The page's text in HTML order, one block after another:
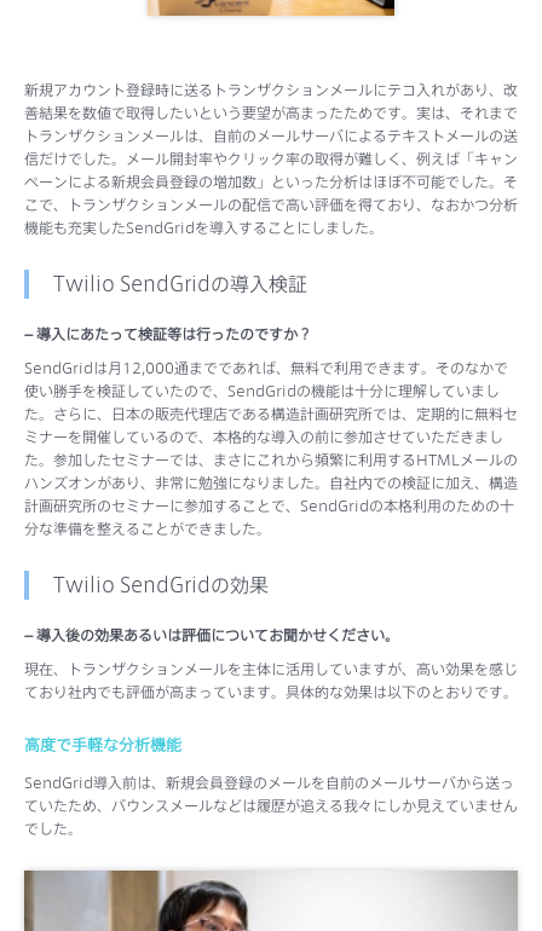
新規アカウント登録時に送るトランザクションメールにテコ入れがあり、改
善結果を数値で取得したいという要望が高まったためです。実は、それまで
トランザクションメールは、自前のメールサーバによるテキストメールの送
信だけでした。メール開封率やクリック率の取得が難しく、例えば「キャン
ペーンによる新規会員登録の増加数」といった分析はほぼ不可能でした。そ
こで、トランザクションメールの配信で高い評価を得ており、なおかつ分析
機能も充実したSendGridを導入することにしました。
Twilio SendGridの導入検証
– 導入にあたって検証等は行ったのですか？
SendGridは月12,000通までであれば、無料で利用できます。そのなかで
使い勝手を検証していたので、SendGridの機能は十分に理解していまし
た。さらに、日本の販売代理店である構造計画研究所では、定期的に無料セ
ミナーを開催しているので、本格的な導入の前に参加させていただきまし
た。参加したセミナーでは、まさにこれから頻繁に利用するHTMLメールの
ハンズオンがあり、非常に勉強になりました。自社内での検証に加え、構造
計画研究所のセミナーに参加することで、SendGridの本格利用のための十
分な準備を整えることができました。
Twilio SendGridの効果
– 導入後の効果あるいは評価についてお聞かせください。
現在、トランザクションメールを主体に活用していますが、高い効果を感じ
ており社内でも評価が高まっています。具体的な効果は以下のとおりです。
高度で手軽な分析機能
SendGrid導入前は、新規会員登録のメールを自前のメールサーバから送っ
ていたため、バウンスメールなどは履歴が追える我々にしか見えていません
でした。